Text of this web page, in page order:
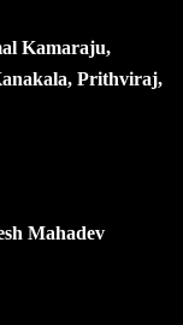
Kamaraju,
Prithviraj,
Mahadev